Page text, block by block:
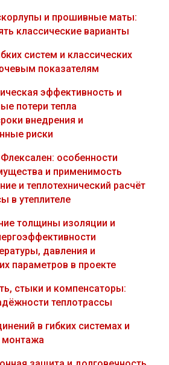
и прошивные маты:
классические варианты
систем и классических
показателям
эффективность и
потери тепла
внедрения и
риски
особенности
и применимость
и теплотехнический расчёт
в утеплителе
толщины изоляции и
давления и
параметров в проекте
стыки и компенсаторы:
теплотрассы
в гибких системах и
монтажа